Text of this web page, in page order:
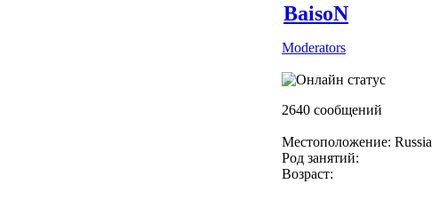
BaisoN
Moderators
2640 сообщений
Местоположение: Russia
Род занятий:
Возраст: